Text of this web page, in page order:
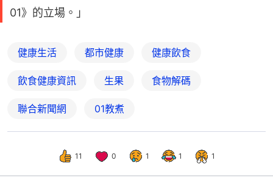
01》的立場。」
健康生活 都市健康 健康飲食
飲食健康資訊 生果 食物解碼
聯合新聞網 01教煮
11 0 1 1 1